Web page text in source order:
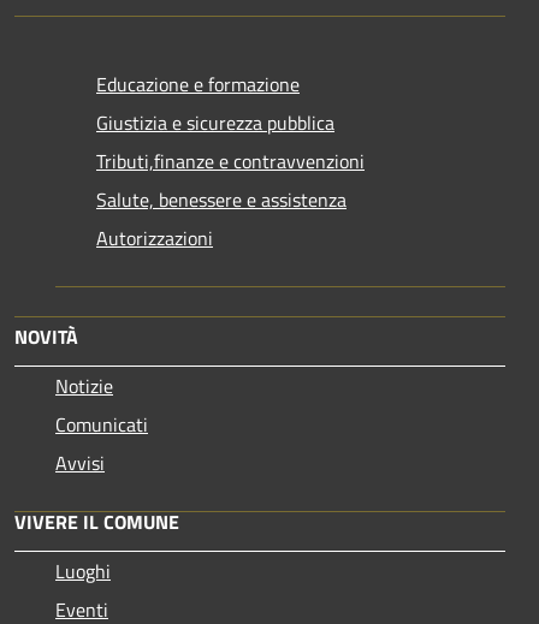
Educazione e formazione
Giustizia e sicurezza pubblica
Tributi,finanze e contravvenzioni
Salute, benessere e assistenza
Autorizzazioni
NOVITÀ
Notizie
Comunicati
Avvisi
VIVERE IL COMUNE
Luoghi
Eventi